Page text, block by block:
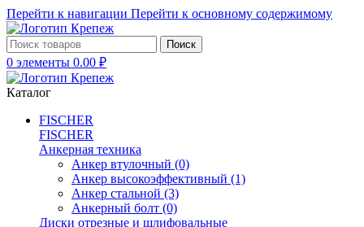
Перейти к навигации Перейти к основному содержимому
Поиск
0 элементы 0.00 ₽
Каталог
FISCHER
FISCHER
Анкерная техника
Анкер втулочный (0)
Анкер высокоэффективный (1)
Анкер стальной (3)
Анкерный болт (0)
Диски отрезные и шлифовальные